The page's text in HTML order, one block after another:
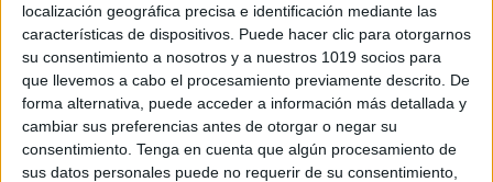
localización geográfica precisa e identificación mediante las
características de dispositivos. Puede hacer clic para otorgarnos
su consentimiento a nosotros y a nuestros 1019 socios para
que llevemos a cabo el procesamiento previamente descrito. De
forma alternativa, puede acceder a información más detallada y
cambiar sus preferencias antes de otorgar o negar su
consentimiento. Tenga en cuenta que algún procesamiento de
sus datos personales puede no requerir de su consentimiento,
El manejo del dinero es una habilidad esencial para la
vida diaria, y qué mejor manera de aprenderlo que con
problemas matemáticos adaptados a diferentes
niveles. Este material incluye ejercicios […]
SEGUIR LEYENDO